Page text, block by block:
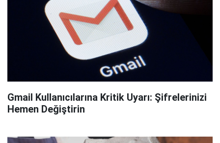
Gmail Kullanıcılarına Kritik Uyarı: Şifrelerinizi
Hemen Değiştirin